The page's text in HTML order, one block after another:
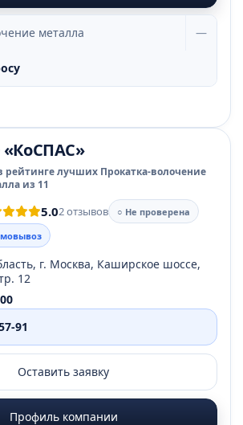
металла —
рейтинге лучших Прокатка-волочение
из 11
5.02 отзывов
○ Не проверена
г. Москва, Каширское шоссе,
12
91
Оставить заявку
Профиль компании